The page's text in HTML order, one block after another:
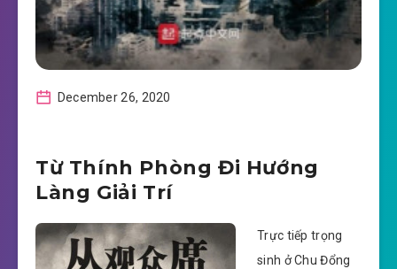
December 26, 2020
Từ Thính Phòng Đi Hướng
Làng Giải Trí
Trực tiếp trọng
sinh ở Chu Đổng